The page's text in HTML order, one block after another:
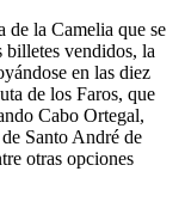
de la Camelia que se
billetes vendidos, la
en las diez
de los Faros, que
Cabo Ortegal,
Santo André de
otras opciones